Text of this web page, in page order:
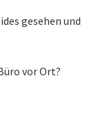
gesehen und
vor Ort?